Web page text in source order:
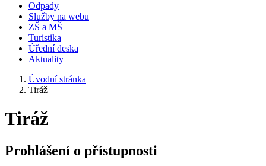
Odpady
Služby na webu
ZŠ a MŠ
Turistika
Úřední deska
Aktuality
Úvodní stránka
Tiráž
Tiráž
Prohlášení o přístupnosti